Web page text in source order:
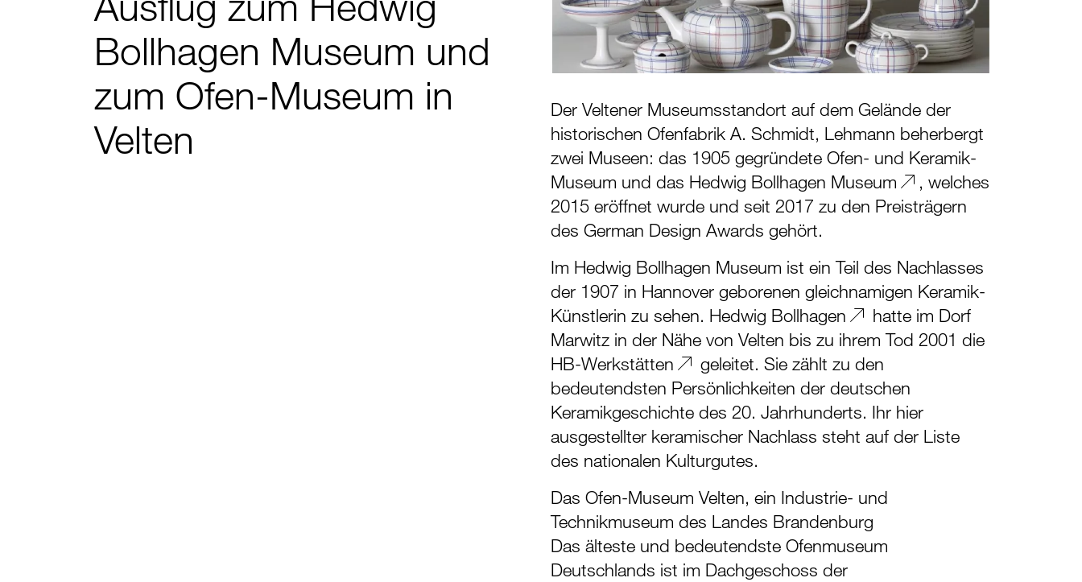
Bollhagen Museum und
zum Ofen-Museum in
Velten
Der Veltener Museumsstandort auf dem Gelände der
historischen Ofenfabrik A. Schmidt, Lehmann beherbergt
zwei Museen: das 1905 gegründete Ofen- und Keramik-
Museum und das Hedwig Bollhagen Museum
, welches
2015 eröffnet wurde und seit 2017 zu den Preisträgern
des German Design Awards gehört.
Im Hedwig Bollhagen Museum ist ein Teil des Nachlasses
der 1907 in Hannover geborenen gleichnamigen Keramik-
Künstlerin zu sehen. Hedwig Bollhagen
hatte im Dorf
Marwitz in der Nähe von Velten bis zu ihrem Tod 2001 die
HB-Werkstätten
geleitet. Sie zählt zu den
bedeutendsten Persönlichkeiten der deutschen
Keramikgeschichte des 20. Jahrhunderts. Ihr hier
ausgestellter keramischer Nachlass steht auf der Liste
des nationalen Kulturgutes.
Das Ofen-Museum Velten, ein Industrie- und
Technikmuseum des Landes Brandenburg
Das älteste und bedeutendste Ofenmuseum
Deutschlands ist im Dachgeschoss der